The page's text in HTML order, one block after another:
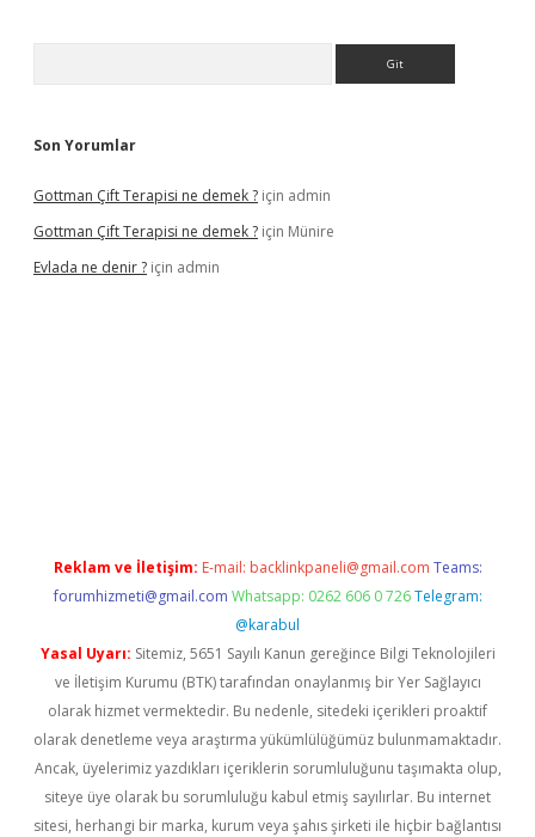
Son Yorumlar
Gottman Çift Terapisi ne demek ? için admin
Gottman Çift Terapisi ne demek ? için Münire
Evlada ne denir ? için admin
Reklam ve İletişim: E-mail: backlinkpaneli@gmail.com Teams:
forumhizmeti@gmail.com Whatsapp: 0262 606 0 726 Telegram:
@karabul
Yasal Uyarı: Sitemiz, 5651 Sayılı Kanun gereğince Bilgi Teknolojileri
ve İletişim Kurumu (BTK) tarafından onaylanmış bir Yer Sağlayıcı
olarak hizmet vermektedir. Bu nedenle, sitedeki içerikleri proaktif
olarak denetleme veya araştırma yükümlülüğümüz bulunmamaktadır.
Ancak, üyelerimiz yazdıkları içeriklerin sorumluluğunu taşımakta olup,
siteye üye olarak bu sorumluluğu kabul etmiş sayılırlar. Bu internet
sitesi, herhangi bir marka, kurum veya şahıs şirketi ile hiçbir bağlantısı